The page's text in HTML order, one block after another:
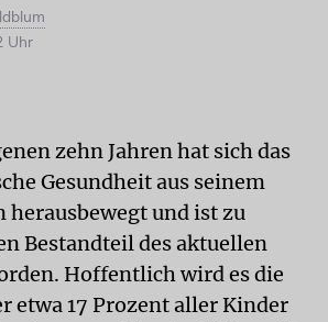
Uhr
zehn Jahren hat sich das
Gesundheit aus seinem
herausbewegt und ist zu
Bestandteil des aktuellen
Hoffentlich wird es die
etwa 17 Prozent aller Kinder